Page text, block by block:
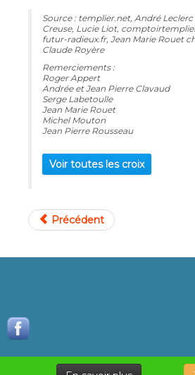
Source : templier.net, André
Creuse, Lucie Liot,
futur-radieux.fr, Jean Marie Rouet
Claude Royère
Remerciements :
Roger Appert
Andrée et Jean Pierre Clavaud
Serge Labetoulle
Jean Marie Rouet
Michel Mouton
Jean Pierre Rousseau
Voir toutes les croix
Précédent